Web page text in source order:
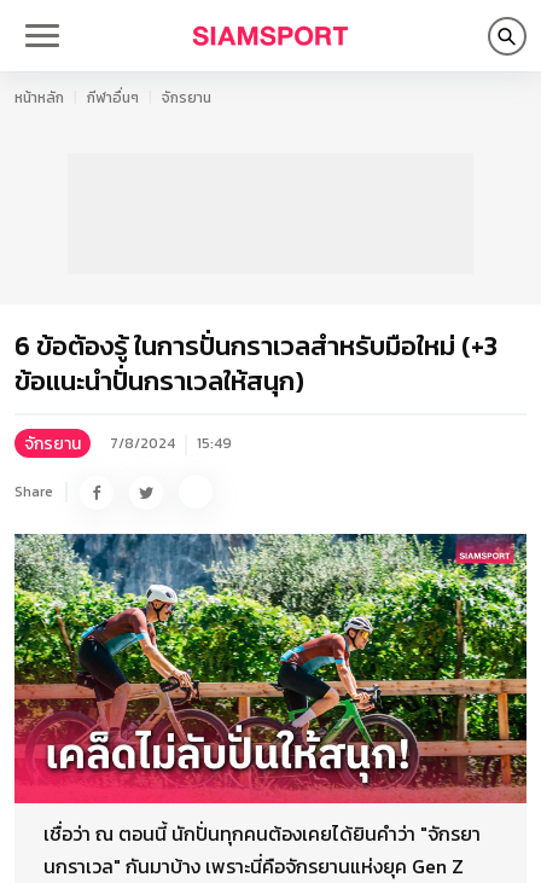
หน้าหลัก กีฬาอื่นๆ จักรยาน
6 ข้อต้องรู้ ในการปั่นกราเวลสำหรับมือใหม่ (+3
ข้อแนะนำปั่นกราเวลให้สนุก)
จักรยาน 7/8/2024 15:49
Share
เชื่อว่า ณ ตอนนี้ นักปั่นทุกคนต้องเคยได้ยินคำว่า "จักรยา
นกราเวล" กันมาบ้าง เพราะนี่คือจักรยานแห่งยุค Gen Z